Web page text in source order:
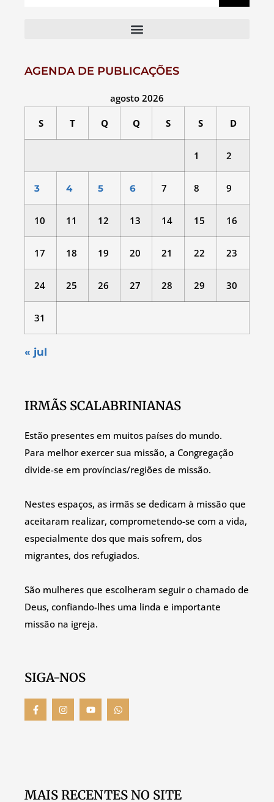
AGENDA DE PUBLICAÇÕES
agosto 2026
S T Q Q S S D
1 2
3 4 5 6 7 8 9
10 11 12 13 14 15 16
17 18 19 20 21 22 23
24 25 26 27 28 29 30
31
« jul
IRMÃS SCALABRINIANAS
Estão presentes em muitos países do mundo.
Para melhor exercer sua missão, a Congregação
divide-se em províncias/regiões de missão.
Nestes espaços, as irmãs se dedicam à missão que
aceitaram realizar, comprometendo-se com a vida,
especialmente dos que mais sofrem, dos
migrantes, dos refugiados.
São mulheres que escolheram seguir o chamado de
Deus, confiando-lhes uma linda e importante
missão na igreja.
SIGA-NOS
MAIS RECENTES NO SITE